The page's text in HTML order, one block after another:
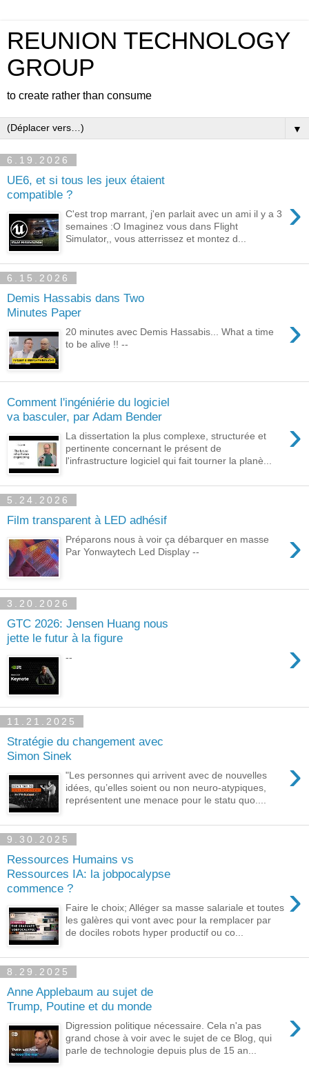
REUNION TECHNOLOGY
GROUP
to create rather than consume
▼
6.19.2026
UE6, et si tous les jeux étaient
compatible ?
›
C'est trop marrant, j'en parlait avec un ami il y a 3
semaines :O Imaginez vous dans Flight
Simulator,, vous atterrissez et montez d...
6.15.2026
Demis Hassabis dans Two
Minutes Paper
›
20 minutes avec Demis Hassabis... What a time
to be alive !! --
Comment l'ingéniérie du logiciel
va basculer, par Adam Bender
›
La dissertation la plus complexe, structurée et
pertinente concernant le présent de
l'infrastructure logiciel qui fait tourner la planè...
5.24.2026
Film transparent à LED adhésif
›
Préparons nous à voir ça débarquer en masse
Par Yonwaytech Led Display --
3.20.2026
GTC 2026: Jensen Huang nous
jette le futur à la figure
›
--
11.21.2025
Stratégie du changement avec
Simon Sinek
›
"Les personnes qui arrivent avec de nouvelles
idées, qu’elles soient ou non neuro-atypiques,
représentent une menace pour le statu quo....
9.30.2025
Ressources Humains vs
Ressources IA: la jobpocalypse
commence ?
›
Faire le choix; Alléger sa masse salariale et toutes
les galères qui vont avec pour la remplacer par
de dociles robots hyper productif ou co...
8.29.2025
Anne Applebaum au sujet de
Trump, Poutine et du monde
›
Digression politique nécessaire. Cela n'a pas
grand chose à voir avec le sujet de ce Blog, qui
parle de technologie depuis plus de 15 an...